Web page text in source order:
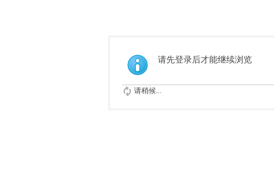
索
请先登录后才能继续浏览
请稍候...